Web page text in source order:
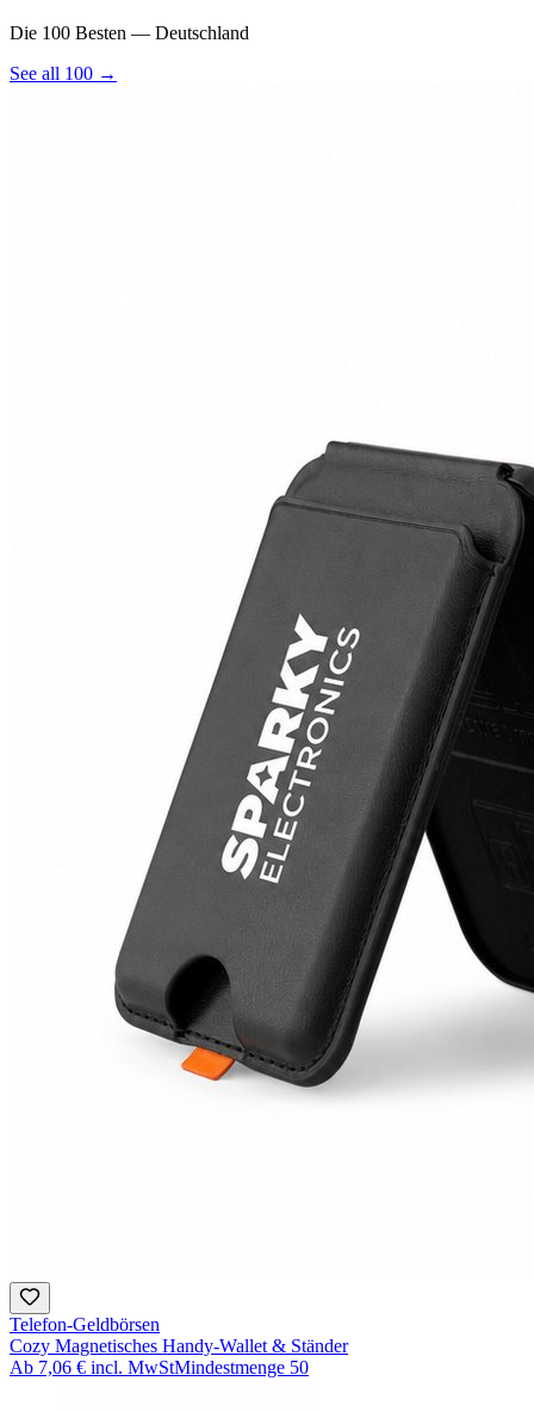
Die 100 Besten — Deutschland
See all 100 →
Telefon-Geldbörsen
Cozy Magnetisches Handy-Wallet & Ständer
Ab 7,06 € incl. MwStMindestmenge 50